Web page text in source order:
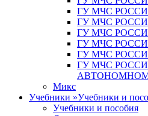
ГУ МЧС
ГУ МЧС
ГУ МЧС
ГУ МЧС
ГУ МЧС
ГУ МЧС
Микс
Учебники »Учебники и
Учебники и пособия